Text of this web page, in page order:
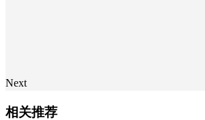
Next
相关推荐